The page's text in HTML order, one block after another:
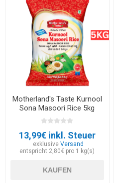
Motherland's Taste Kurnool
Sona Masoori Rice 5kg
13,99€ inkl. Steuer
exklusiveVersand
entspricht 2,80€ pro 1 kg(s)
KAUFEN